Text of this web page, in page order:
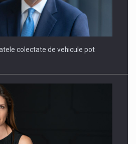
TO DELIVER TECHNOLOGY FOR
colectate de vehicule pot